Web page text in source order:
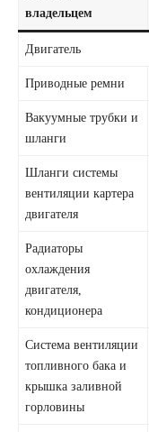
владельцем
Двигатель
Приводные ремни
Вакуумные трубки и
шланги
Шланги системы
вентиляции картера
двигателя
Радиаторы
охлаждения
двигателя,
кондиционера
Система вентиляции
топливного бака и
крышка заливной
горловины